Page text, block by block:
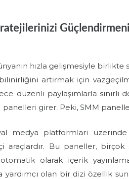
hızla gelişmesiyle
artırmak için
düzenli paylaşımlarla
girer. Peki, SMM
medya platformları
araçlardır. Bu paneller,
olarak içerik
yardımcı olan bir dizi özellik